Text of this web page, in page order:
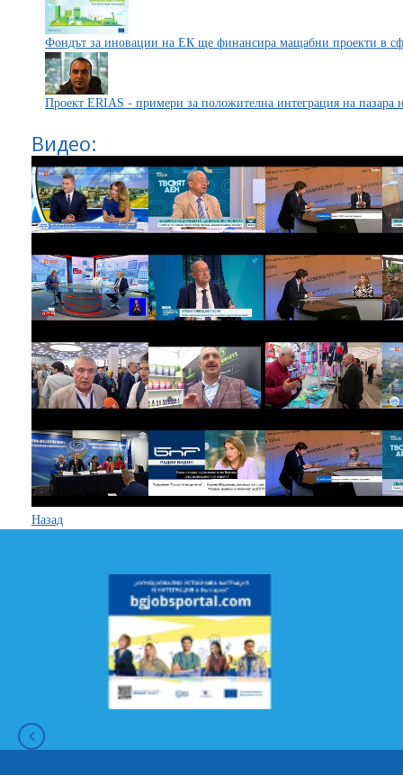
Фондът за иновации на ЕК ще финансира мащабни проекти в
Проект ERIAS - примери за положителна интеграция на пазара
Видео:
Назад